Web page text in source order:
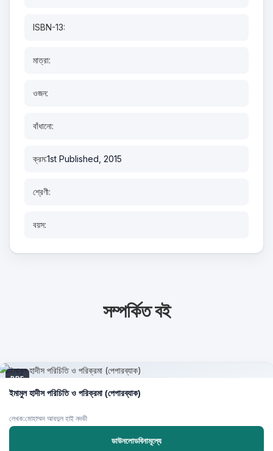
ISBN-13:
মাত্রা:
ওজন:
বাঁধানো:
ক্রম:1st Published, 2015
শ্রেণী:
বয়স:
সম্পর্কিত বই
PDF
ইমামুল হাদীস পরিচিতি ও পরিক্রমা (পেপারব্যাক)
লেখক:মোহাম্মদ আবদুল হাই নদভী
ডাউনলোডবিনামূল্যে